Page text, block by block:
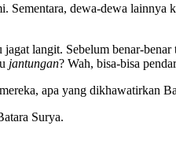
Sementara, dewa-dewa
langit. Sebelum benar-
jantungan? Wah, bisa-bisa
apa yang dikhawatirkan
Surya.